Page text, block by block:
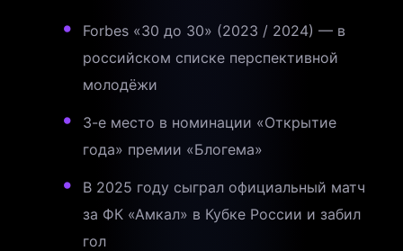
Forbes «30 до 30» (2023 / 2024) — в
российском списке перспективной
молодёжи
3-е место в номинации «Открытие
года» премии «Блогема»
В 2025 году сыграл официальный матч
за ФК «Амкал» в Кубке России и забил
гол